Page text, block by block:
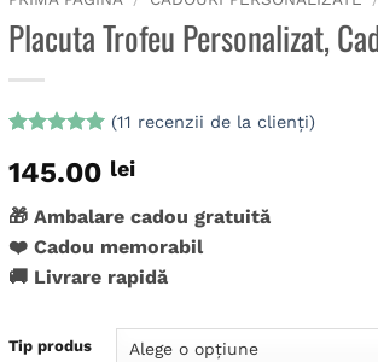
Placuta Trofeu Personalizat,
5din 5 pe
baza a
evaluări de
la clienți
(11 recenzii de la clienți)
145.00 lei
🎁 Ambalare cadou gratuită
❤️ Cadou memorabil
🚚 Livrare rapidă
Tip produs